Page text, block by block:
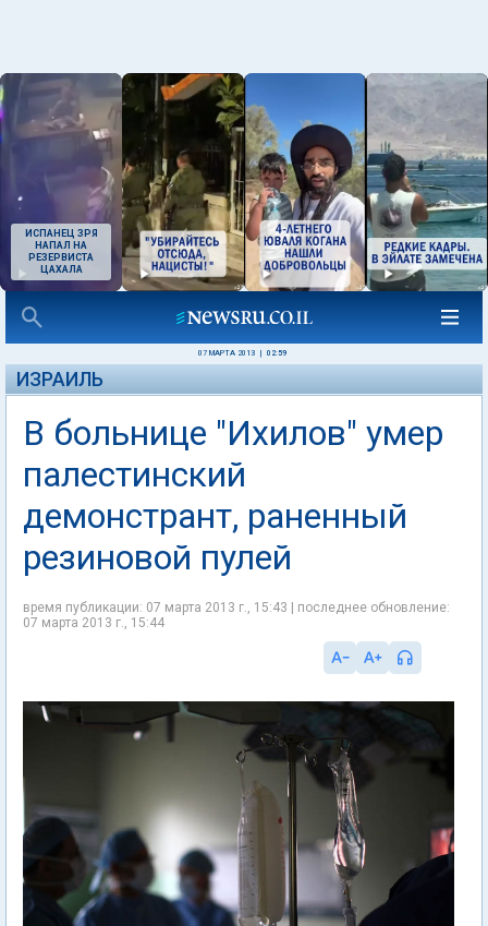
ИСПАНЕЦ ЗРЯ
НАПАЛ НА
РЕЗЕРВИСТА
ЦАХАЛА
07 МАРТА 2013 02:59
ИЗРАИЛЬ
В больнице "Ихилов" умер
палестинский
демонстрант, раненный
резиновой пулей
время публикации: 07 марта 2013 г., 15:43 | последнее обновление:
07 марта 2013 г., 15:44